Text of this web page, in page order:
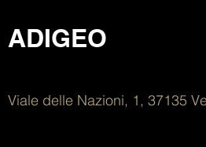
ADIGEO
Viale delle Nazioni, 1, 37135